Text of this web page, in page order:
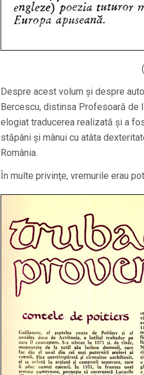
Despre acest volum şi despre
Bercescu, distinsa Profesoară de
elogiat traducerea realizată şi a
stăpâni şi mânui cu atâta
România.
În multe privinţe, vremurile erau